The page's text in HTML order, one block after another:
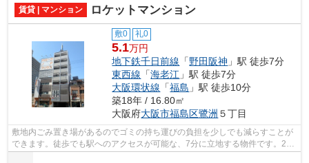
賃貸 | マンション ロケットマンション
敷0 礼0
5.1万円
地下鉄千日前線 「野田阪神 」駅 徒歩7分
東西線 「海老江 」駅 徒歩7分
大阪環状線 「福島 」駅 徒歩10分
築18年 / 16.80㎡
大阪府大阪市福島区鷺洲 ５丁目
敷地内ごみ置き場があるのでゴミの持ち運びの負担を少しでも減らすことが
できます。徒歩でも駅へのアクセスが可能な、7分に立地する物件です。2駅